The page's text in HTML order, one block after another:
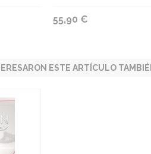
55,90 €
ESTE ARTÍCULO